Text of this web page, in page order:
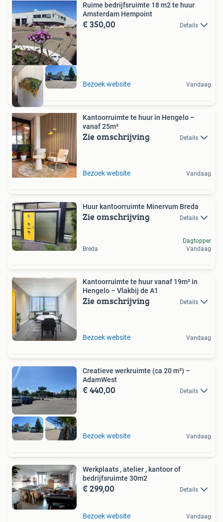
Ruime bedrijfsruimte 18 m2 te huur
Amsterdam Hempoint
€ 350,00 Details
Bezoek website Vandaag
Kantoorruimte te huur in Hengelo –
vanaf 25m²
Zie omschrijving Details
Bezoek website Vandaag
Huur kantoorruimte Minervum Breda
Zie omschrijving Details
Breda
Dagtopper
Vandaag
Kantoorruimte te huur vanaf 19m² in
Hengelo – Vlakbij de A1
Zie omschrijving Details
Bezoek website Vandaag
Creatieve werkruimte (ca 20 m²) –
AdamWest
€ 440,00 Details
Bezoek website Vandaag
Werkplaats , atelier , kantoor of
bedrijfsruimte 30m2
€ 299,00 Details
Bezoek website Vandaag